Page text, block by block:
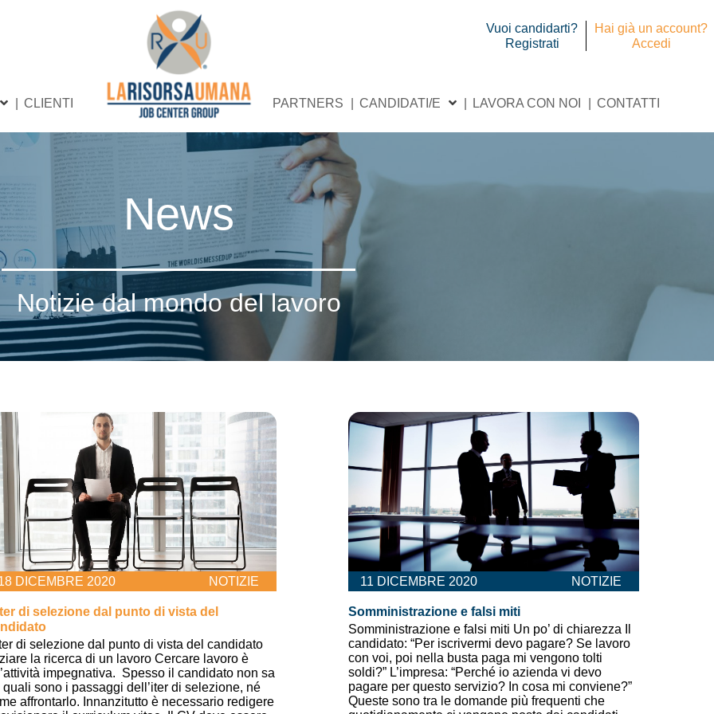
Vuoi candidarti?
Registrati
Hai già un account?
Accedi
CLIENTI PARTNERS CANDIDATI/E LAVORA CON NOI CONTATTI
News
Notizie dal mondo del lavoro
DICEMBRE 2020 NOTIZIE
di selezione dal punto di vista del
di selezione dal punto di vista del candidato
la ricerca di un lavoro Cercare lavoro è
impegnativa. Spesso il candidato non sa
quali sono i passaggi dell’iter di selezione, né
affrontarlo. Innanzitutto è necessario redigere
11 DICEMBRE 2020 NOTIZIE
Somministrazione e falsi miti
Somministrazione e falsi miti Un po’ di chiarezza Il
candidato: “Per iscrivermi devo pagare? Se lavoro
con voi, poi nella busta paga mi vengono tolti
soldi?” L’impresa: “Perché io azienda vi devo
pagare per questo servizio? In cosa mi conviene?”
Queste sono tra le domande più frequenti che